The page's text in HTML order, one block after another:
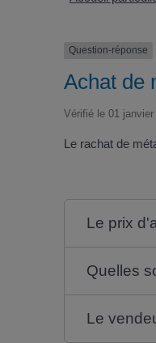
Question-réponse
Achat de
Vérifié le 01
Le rachat de
Le prix
Quelles
Le